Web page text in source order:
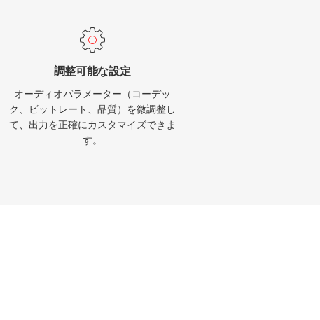
調整可能な設定
オーディオパラメーター（コーデッ
ク、ビットレート、品質）を微調整し
て、出力を正確にカスタマイズできま
す。